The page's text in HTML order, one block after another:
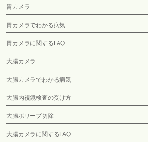
胃カメラ
胃カメラでわかる病気
胃カメラに関するFAQ
大腸カメラ
大腸カメラでわかる病気
大腸内視鏡検査の受け方
大腸ポリープ切除
大腸カメラに関するFAQ